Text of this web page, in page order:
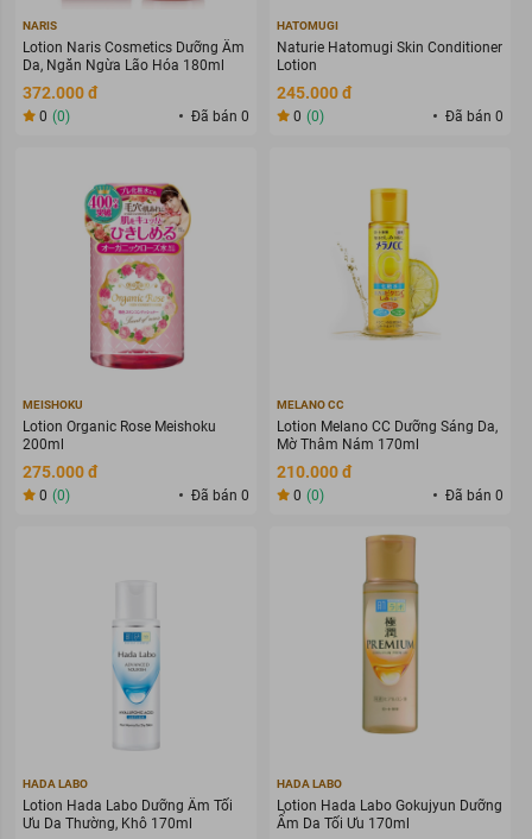
NARIS
Lotion Naris Cosmetics Dưỡng Ẩm
Da, Ngăn Ngừa Lão Hóa 180ml
372.000 đ
0 (0) Đã bán 0
HATOMUGI
Naturie Hatomugi Skin Conditioner
Lotion
245.000 đ
0 (0) Đã bán 0
MEISHOKU
Lotion Organic Rose Meishoku
200ml
275.000 đ
0 (0) Đã bán 0
MELANO CC
Lotion Melano CC Dưỡng Sáng Da,
Mờ Thâm Nám 170ml
210.000 đ
0 (0) Đã bán 0
HADA LABO
Lotion Hada Labo Dưỡng Ẩm Tối
Ưu Da Thường, Khô 170ml
HADA LABO
Lotion Hada Labo Gokujyun Dưỡng
Ẩm Da Tối Ưu 170ml